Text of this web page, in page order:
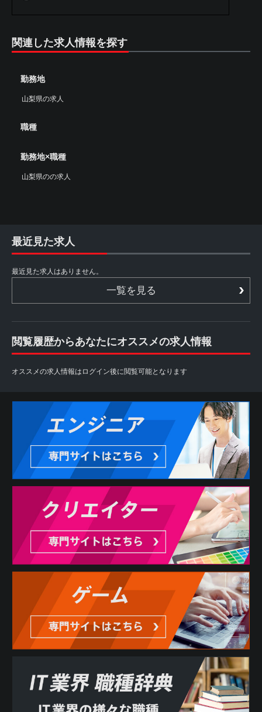
関連した求人情報を探す
勤務地
山梨県の求人
職種
勤務地×職種
山梨県のの求人
最近見た求人
最近見た求人はありません。
一覧を見る
閲覧履歴からあなたにオススメの求人情報
オススメの求人情報はログイン後に閲覧可能となります